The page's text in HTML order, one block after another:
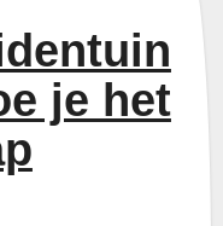
je het